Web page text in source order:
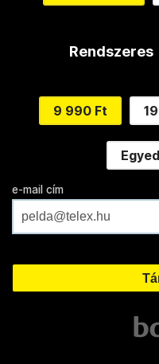
Rendszeres
9 990 Ft
e-mail cím